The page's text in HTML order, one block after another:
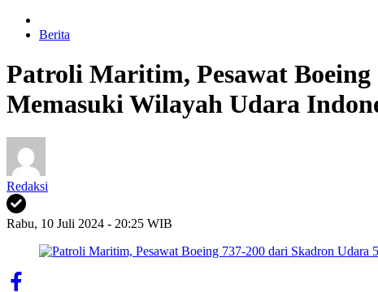
Berita
Patroli Maritim, Pesawat Boeing
Memasuki Wilayah Udara
Redaksi
Rabu, 10 Juli 2024 - 20:25 WIB